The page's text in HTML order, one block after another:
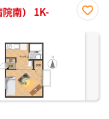
南） 1K-
に入